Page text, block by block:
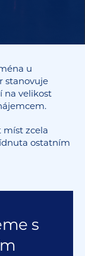
u
stanovuje
na velikost
míst zcela
ostatním
s